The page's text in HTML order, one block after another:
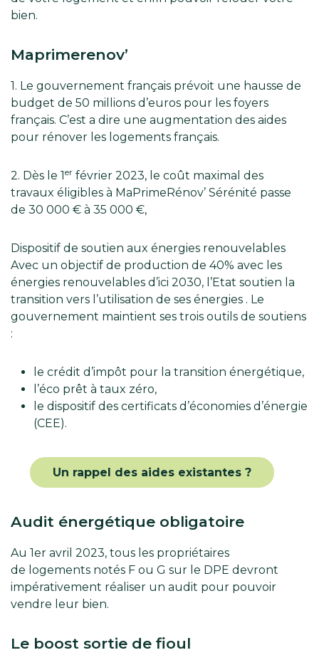
bien.
Maprimerenov’
1. Le gouvernement français prévoit une hausse de
budget de 50 millions d’euros pour les foyers
français. C’est a dire une augmentation des aides
pour rénover les logements français.
2. Dès le 1er février 2023, le coût maximal des
travaux éligibles à MaPrimeRénov’ Sérénité passe
de 30 000 € à 35 000 €,
Dispositif de soutien aux énergies renouvelables
Avec un objectif de production de 40% avec les
énergies renouvelables d’ici 2030, l’Etat soutien la
transition vers l’utilisation de ses énergies . Le
gouvernement maintient ses trois outils de soutiens
:
le crédit d’impôt pour la transition énergétique,
l’éco prêt à taux zéro,
le dispositif des certificats d’économies d’énergie
(CEE).
Un rappel des aides existantes ?
Audit énergétique obligatoire
Au 1er avril 2023, tous les propriétaires
de logements notés F ou G sur le DPE devront
impérativement réaliser un audit pour pouvoir
vendre leur bien.
Le boost sortie de fioul